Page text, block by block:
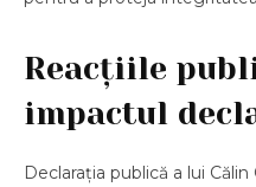
Reacțiile
impactul
Declarația publică a lui